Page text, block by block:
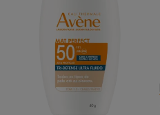
Fluido
Tom
1.5
FPS
50